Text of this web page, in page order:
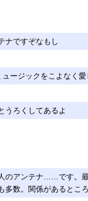
ナですぞなもし
ージックをこよなく
うろくしてあるよ
のアンテナ……です。最
数。関係があるところ